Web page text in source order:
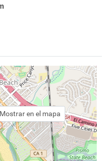
Mostrar en el mapa